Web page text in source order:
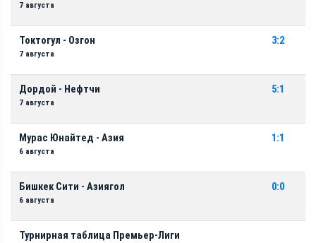
7 августа
Токтогул - Озгон
7 августа
3:2
Дордой - Нефтчи
7 августа
5:1
Мурас Юнайтед - Азия
6 августа
1:1
Бишкек Сити - Азиягол
6 августа
0:0
Турнирная таблица Премьер-Лиги